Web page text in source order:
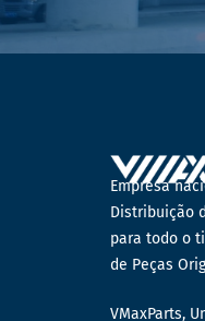
Empresa
Distribuição
para todo o
de Peças
VMaxParts,